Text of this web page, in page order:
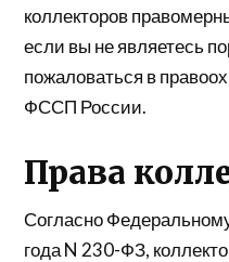
коллекторов
если вы не являетесь
пожаловаться в
ФССП России.
Права
Согласно
года N 230-ФЗ,